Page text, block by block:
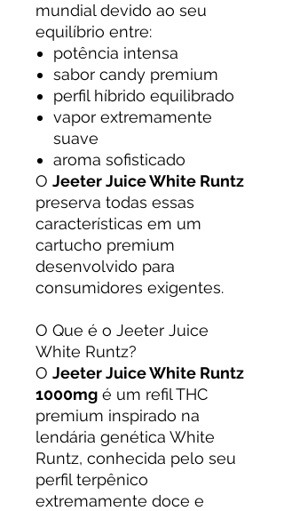
mundial devido ao seu
equilíbrio entre:
potência intensa
sabor candy premium
perfil híbrido equilibrado
vapor extremamente
suave
aroma sofisticado
O Jeeter Juice White Runtz
preserva todas essas
características em um
cartucho premium
desenvolvido para
consumidores exigentes.
O Que é o Jeeter Juice
White Runtz?
O Jeeter Juice White Runtz
1000mg é um refil THC
premium inspirado na
lendária genética White
Runtz, conhecida pelo seu
perfil terpênico
extremamente doce e